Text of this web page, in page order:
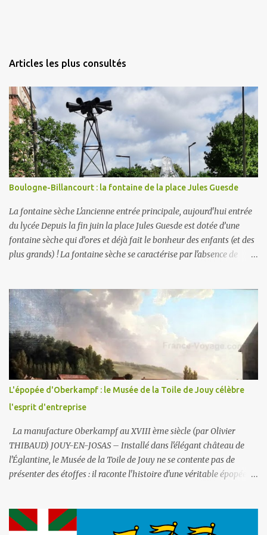
Articles les plus consultés
Boulogne-Billancourt : la fontaine de la place Jules Guesde
La fontaine sèche L'ancienne entrée principale, aujourd'hui entrée
du lycée Depuis la fin juin la place Jules Guesde est dotée d’une
fontaine sèche qui d’ores et déjà fait le bonheur des enfants (et des
plus grands) ! La fontaine sèche se caractérise par l'absence de
en fonctionnement, une aire de jeux aquatiques pour les petits et
les grands. En ce qui concerne son alimentation en eau, il faut
savoir que la ville comporte deux réseaux : un d’ eau potable pour
la consommation des humains et un d’ eau non potable (1) pour
l'arrosage des jardins et la voirie. C'est le second (non potable donc)
qui est ici utilisé . La fontaine fonctionne en circuit fermé : sa
consommation en eau est donc très faible . Par contre les potaches
du lycée ne manqueront pas un jour d'y déverser du liquide
vaisselle ou de la lessi...
L'épopée d'Oberkampf : le Musée de la Toile de Jouy célèbre
l'esprit d'entreprise
La manufacture Oberkampf au XVIII ème siècle (par Olivier
THIBAUD) JOUY-EN-JOSAS – Installé dans l'élégant château de
l'Églantine, le Musée de la Toile de Jouy ne se contente pas de
présenter des étoffes : il raconte l'histoire d'une véritable épopée
France post-révolutionnaire. Ce lieu, créé en 1977 et abrité par le
château depuis 1991, est la mémoire vivante de la manufacture qui